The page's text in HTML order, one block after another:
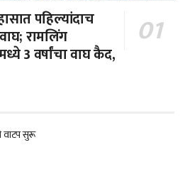
पहिल्यांदाच
रामलिंग
3 वर्षांचा वाघ कैद,
वाटप सुरू